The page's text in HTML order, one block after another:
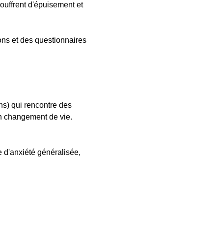
d'épuisement et
et des questionnaires
qui rencontre des
changement de vie.
d'anxiété généralisée,